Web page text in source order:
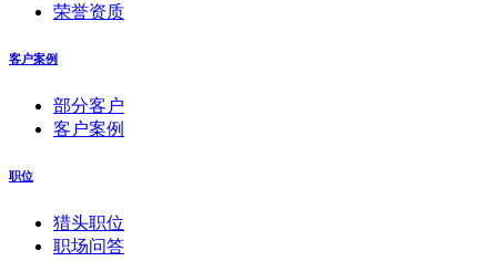
荣誉资质
客户案例
部分客户
客户案例
职位
猎头职位
职场问答